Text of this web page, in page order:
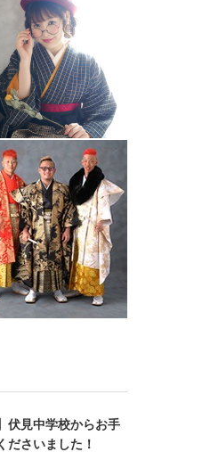
伏見中学校からお手
ださいました！